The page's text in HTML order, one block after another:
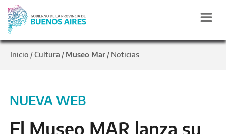
Inicio /Cultura / Museo Mar / Noticias
NUEVA WEB
El Museo MAR lanza su